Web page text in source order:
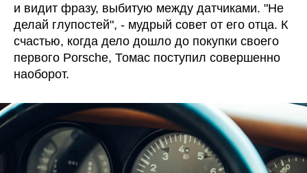
и видит фразу, выбитую между датчиками. "Не
делай глупостей", - мудрый совет от его отца. К
счастью, когда дело дошло до покупки своего
первого Porsche, Томас поступил совершенно
наоборот.